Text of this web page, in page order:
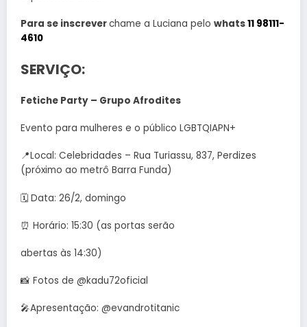
Para se inscreverchame a Luciana pelo whats11 98111-
4610
SERVIÇO:
Fetiche Party – Grupo Afrodites
Evento para mulheres e o público LGBTQIAPN+
📍Local: Celebridades – Rua Turiassu, 837, Perdizes
(próximo ao metrô Barra Funda)
🗓️ Data: 26/2, domingo
⏰ Horário: 15:30 (as portas serão
abertas às 14:30)
📸 Fotos de @kadu72oficial
🎤Apresentação: @evandrotitanic